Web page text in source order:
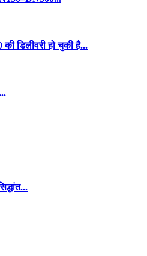
डिलीवरी हो चुकी है...